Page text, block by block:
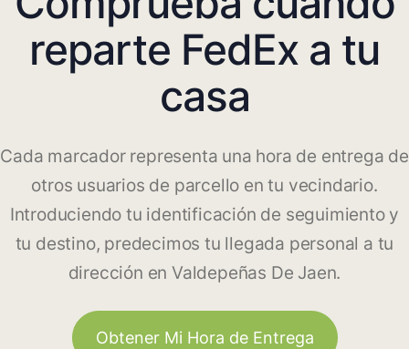
reparte FedEx a tu
casa
Cada marcador representa una hora de entrega de
otros usuarios de parcello en tu vecindario.
Introduciendo tu identificación de seguimiento y
tu destino, predecimos tu llegada personal a tu
dirección en Valdepeñas De Jaen.
Obtener Mi Hora de Entrega